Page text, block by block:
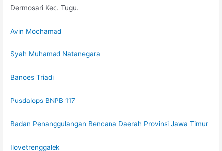
Dermosari Kec. Tugu.
Avin Mochamad
Syah Muhamad Natanegara
Banoes Triadi
Pusdalops BNPB 117
Badan Penanggulangan Bencana Daerah Provinsi Jawa Timur
Ilovetrenggalek